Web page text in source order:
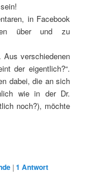
sein!
in Facebook
über und zu
Aus verschiedenen
der eigentlich?“.
dabei, die an sich
wie in der Dr.
noch?), möchte
|1 Antwort